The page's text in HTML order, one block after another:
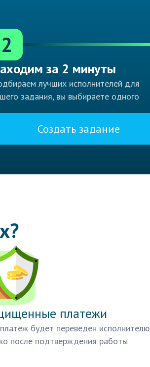
2
за 2 минуты
лучших исполнителей для
задания, вы выбираете одного
Создать задание
платежи
будет переведен исполнителю
после подтверждения работы